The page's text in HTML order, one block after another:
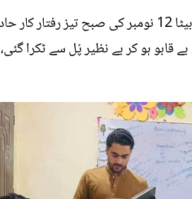
لیکن بلوچستان کا بہادر بیٹا 12
بے قابو ہو کر بے نظیر پُل سے